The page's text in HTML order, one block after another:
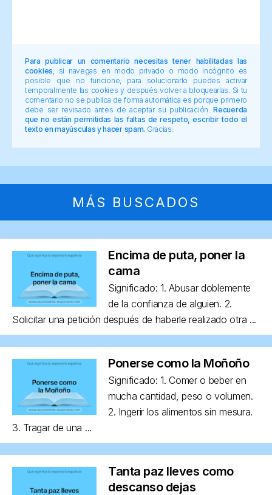
Para publicar un comentario necesitas tener habilitadas las
cookies , si navegas en modo privado o modo incógnito es
posible que no funcione, para solucionarlo puedes activar
temporalmente las cookies y después volver a bloquearlas. Si tu
comentario no se publica de forma automática es porque primero
debe ser revisado antes de aceptar su publicación.Recuerda
que no están permitidas las faltas de respeto, escribir todo el
texto en mayúsculas y hacer spam. Gracias.
MÁS BUSCADOS
Encima de puta, poner la
cama
Significado: 1. Abusar doblemente
de la confianza de alguien. 2.
Solicitar una petición después de haberle realizado otra ...
Ponerse como la Moñoño
Significado: 1. Comer o beber en
mucha cantidad, peso o volumen.
2. Ingerir los alimentos sin mesura.
3. Tragar de una ...
Tanta paz lleves como
descanso dejas